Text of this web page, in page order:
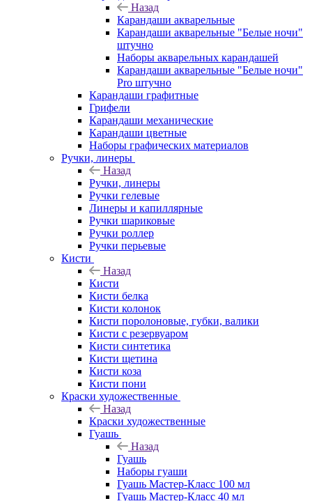
Назад
Карандаши акварельные
Карандаши акварельные "Белые ночи"
штучно
Наборы акварельных карандашей
Карандаши акварельные "Белые ночи"
Pro штучно
Карандаши графитные
Грифели
Карандаши механические
Карандаши цветные
Наборы графических материалов
Ручки, линеры
Назад
Ручки, линеры
Ручки гелевые
Линеры и капиллярные
Ручки шариковые
Ручки роллер
Ручки перьевые
Кисти
Назад
Кисти
Кисти белка
Кисти колонок
Кисти поролоновые, губки, валики
Кисти с резервуаром
Кисти синтетика
Кисти щетина
Кисти коза
Кисти пони
Краски художественные
Назад
Краски художественные
Гуашь
Назад
Гуашь
Наборы гуаши
Гуашь Мастер-Класс 100 мл
Гуашь Мастер-Класс 40 мл